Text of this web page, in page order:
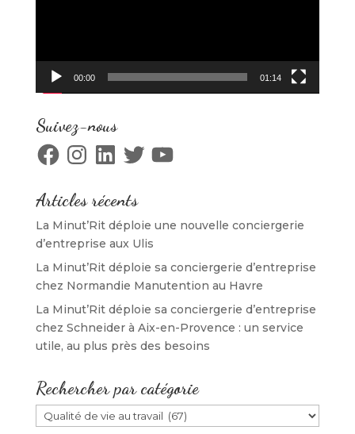
00:00 01:14
Suivez-nous
FacebookInstagramLinkedInTwitterYouTube
Articles récents
La Minut’Rit déploie une nouvelle conciergerie
d’entreprise aux Ulis
La Minut’Rit déploie sa conciergerie d’entreprise
chez Normandie Manutention au Havre
La Minut’Rit déploie sa conciergerie d’entreprise
chez Schneider à Aix-en-Provence : un service
utile, au plus près des besoins
Rechercher par catégorie
Rechercher
par